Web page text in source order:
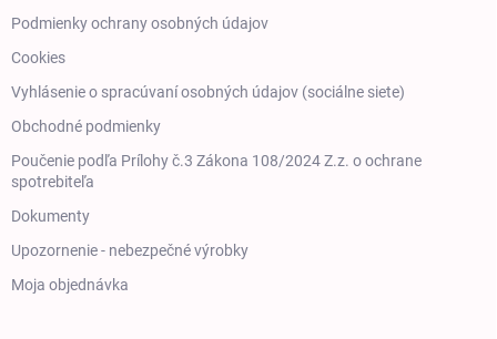
Podmienky ochrany osobných údajov
Cookies
Vyhlásenie o spracúvaní osobných údajov (sociálne siete)
Obchodné podmienky
Poučenie podľa Prílohy č.3 Zákona 108/2024 Z.z. o ochrane
spotrebiteľa
Dokumenty
Upozornenie - nebezpečné výrobky
Moja objednávka